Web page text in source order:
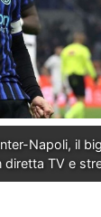
Napoli, il
diretta TV e